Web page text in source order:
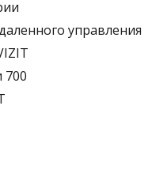
управления